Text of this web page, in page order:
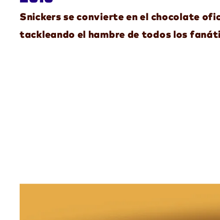
Snickers se convierte en el chocolate
tackleando el hambre de todos los